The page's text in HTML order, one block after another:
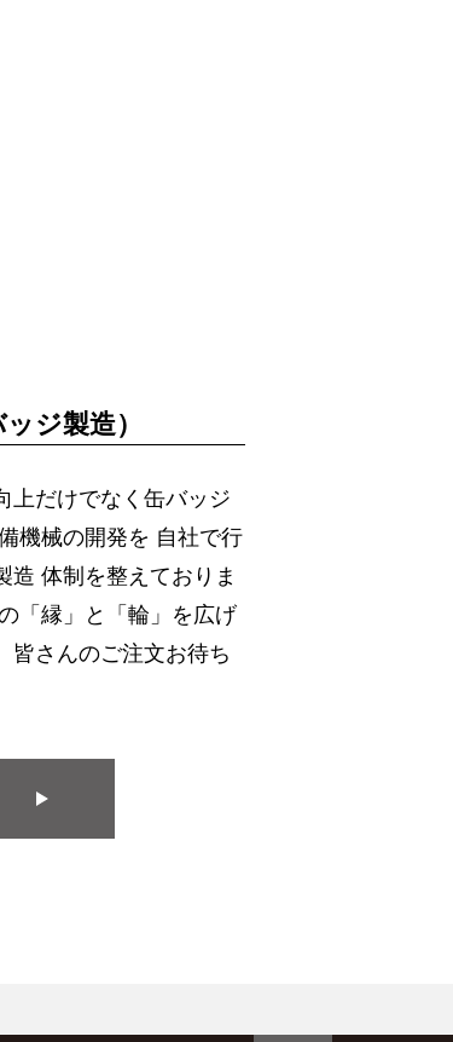
ジ製造）
上だけでなく缶バッジ
機械の開発を 自社で行
造 体制を整えておりま
「縁」と「輪」を広げ
皆さんのご注文お待ち